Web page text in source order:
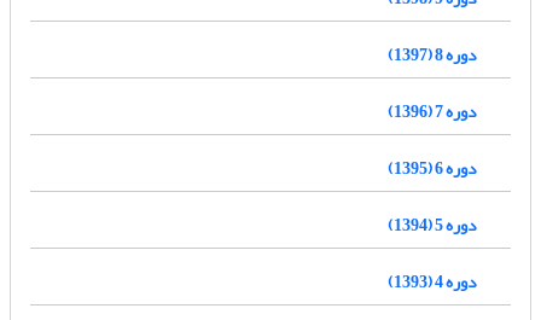
دوره 8 (1397)
دوره 7 (1396)
دوره 6 (1395)
دوره 5 (1394)
دوره 4 (1393)